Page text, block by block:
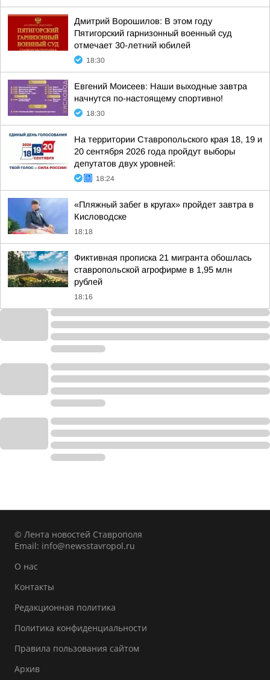
Дмитрий Ворошилов: В этом году
Пятигорский гарнизонный военный суд
отмечает 30-летний юбилей
18:30
Евгений Моисеев: Наши выходные завтра
начнутся по-настоящему спортивно!
18:30
На территории Ставропольского края 18, 19 и
20 сентября 2026 года пройдут выборы
депутатов двух уровней:
18:24
«Пляжный забег в кругах» пройдет завтра в
Кисловодске
18:18
Фиктивная прописка 21 мигранта обошлась
ставропольской агрофирме в 1,95 млн
рублей
18:16
© Лента новостей Ставрополя
Email: info@newsstavropol.ru
О нас
Контакты
Редакционная политика
Политика конфиденциальности
Правила пользования сайтом
Архив